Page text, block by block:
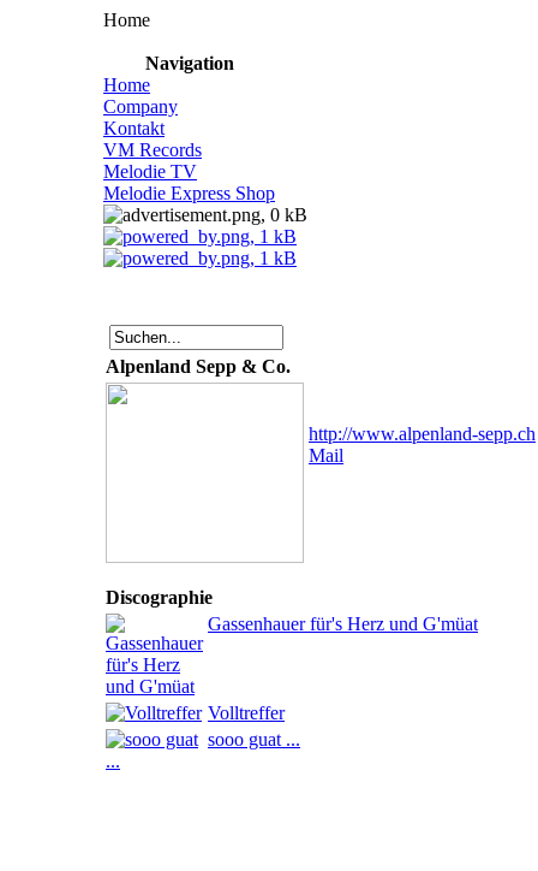
Home
Navigation
Home
Company
Kontakt
VM Records
Melodie TV
Melodie Express Shop
Alpenland Sepp & Co.
http://www.alpenland-sepp.ch
Mail
Discographie
Gassenhauer für's Herz und G'müat
Volltreffer
sooo guat ...